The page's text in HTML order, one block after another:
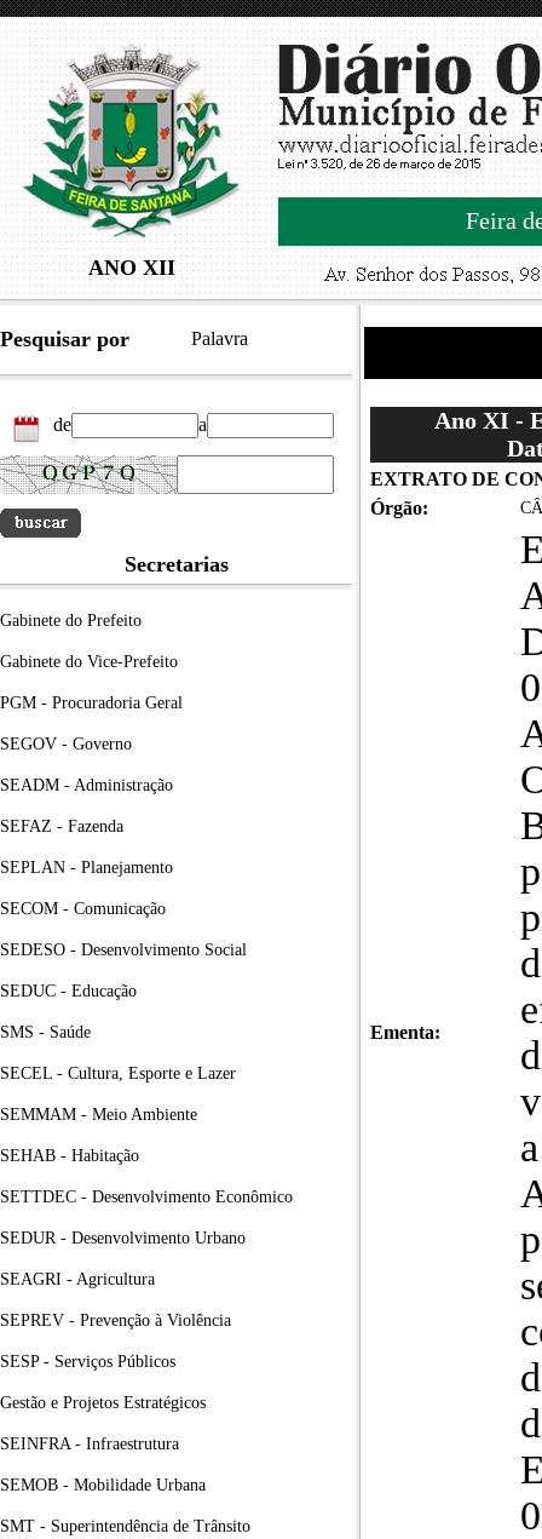
ANO XII
Feira
Pesquisar por Palavra
de a
Secretarias
Gabinete do Prefeito
Gabinete do Vice-Prefeito
PGM - Procuradoria Geral
SEGOV - Governo
SEADM - Administração
SEFAZ - Fazenda
SEPLAN - Planejamento
SECOM - Comunicação
SEDESO - Desenvolvimento Social
SEDUC - Educação
SMS - Saúde
SECEL - Cultura, Esporte e Lazer
SEMMAM - Meio Ambiente
SEHAB - Habitação
SETTDEC - Desenvolvimento Econômico
SEDUR - Desenvolvimento Urbano
SEAGRI - Agricultura
SEPREV - Prevenção à Violência
SESP - Serviços Públicos
Gestão e Projetos Estratégicos
SEINFRA - Infraestrutura
SEMOB - Mobilidade Urbana
SMT - Superintendência de Trânsito
Ano XI -
EXTRATO DE
Órgão:
Ementa: